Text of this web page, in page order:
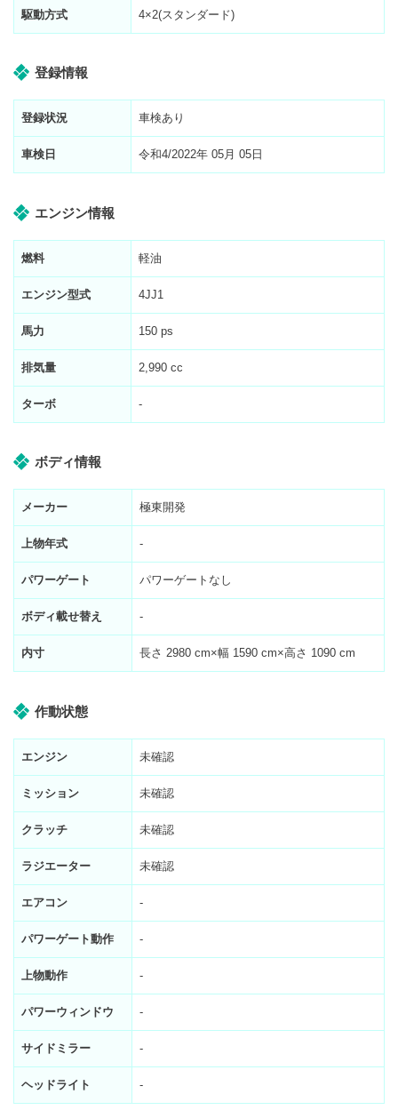
駆動方式 4×2(スタンダード)
登録情報
登録状況 車検あり
車検日 令和4/2022年 05月 05日
エンジン情報
燃料 軽油
エンジン型式 4JJ1
馬力 150 ps
排気量 2,990 cc
ターボ -
ボディ情報
メーカー 極東開発
上物年式 -
パワーゲート パワーゲートなし
ボディ載せ替え -
内寸 長さ 2980 cm×幅 1590 cm×高さ 1090 cm
作動状態
エンジン 未確認
ミッション 未確認
クラッチ 未確認
ラジエーター 未確認
エアコン -
パワーゲート動作 -
上物動作 -
パワーウィンドウ -
サイドミラー -
ヘッドライト -